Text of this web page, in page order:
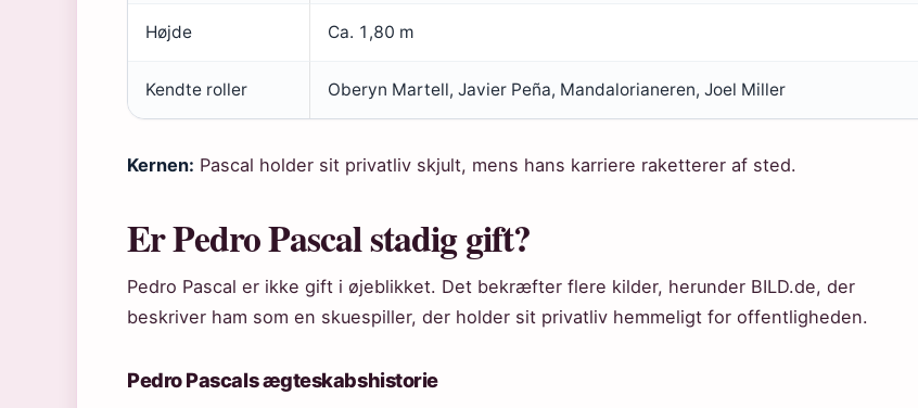
Højde Ca. 1,80 m
Kendte roller Oberyn Martell, Javier Peña, Mandalorianeren, Joel Miller
Kernen: Pascal holder sit privatliv skjult, mens hans karriere raketterer af sted.
Er Pedro Pascal stadig gift?
Pedro Pascal er ikke gift i øjeblikket. Det bekræfter flere kilder, herunder BILD.de, der
beskriver ham som en skuespiller, der holder sit privatliv hemmeligt for offentligheden.
Pedro Pascals ægteskabshistorie